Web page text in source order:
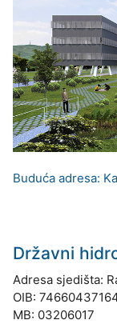
Buduća adresa:
Državni
Adresa sjedišta:
OIB:
MB: 03206017